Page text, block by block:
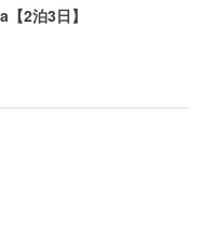
2泊3日】